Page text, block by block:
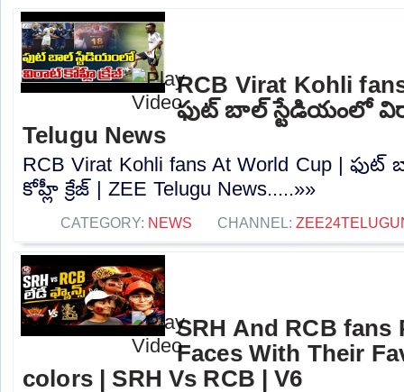
RCB Virat Kohli
ఫుట్ బాల్ స్టేడియంలో
Telugu News
RCB Virat Kohli fans At World Cup |
కోహ్లీ క్రేజ్ | ZEE Telugu News.....»»
CATEGORY: NEWS CHANNEL:
SRH And RCB fans
Faces With Their
colors | SRH Vs RCB | V6